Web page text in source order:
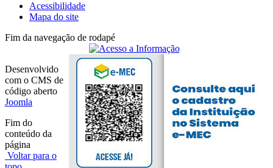
Acessibilidade
Mapa do site
Fim da navegação de rodapé
Desenvolvido
com o CMS de
código aberto
Joomla
Fim do
conteúdo da
página
Voltar para o